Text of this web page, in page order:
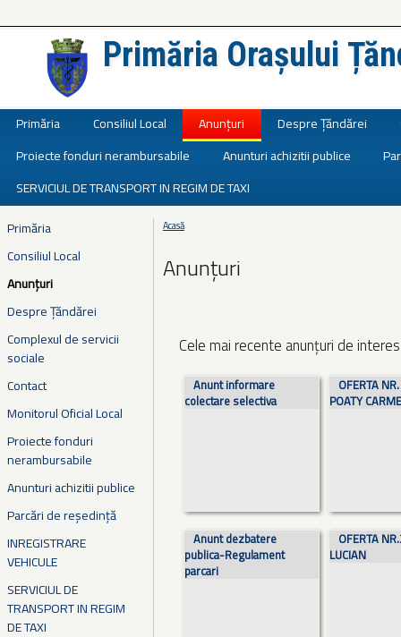
Primăria Orașului
Primăria Consiliul Local Anunțuri Despre Țăndărei
Proiecte fonduri nerambursabile
Anunturi achizitii publice
SERVICIUL DE TRANSPORT IN REGIM DE TAXI
Primăria
Consiliul Local
Anunțuri
Despre Țăndărei
Complexul de servicii
sociale
Contact
Monitorul Oficial Local
Proiecte fonduri
nerambursabile
Anunturi achizitii publice
Parcări de reședință
INREGISTRARE
VEHICULE
SERVICIUL DE
TRANSPORT IN REGIM
DE TAXI
Eşti aici
Acasă
Anunțuri
Cele mai recente anunțuri de
Anunt informare
colectare selectiva
OFERTA
POATY
Anunt dezbatere
publica-Regulament
parcari
OFERTA
LUCIAN
Pagini